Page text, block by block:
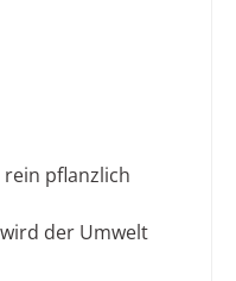
pflanzlich
der Umwelt